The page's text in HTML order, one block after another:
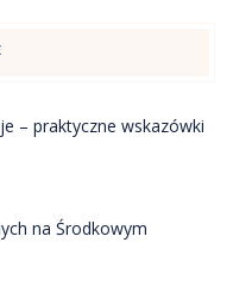
– praktyczne wskazówki
na Środkowym